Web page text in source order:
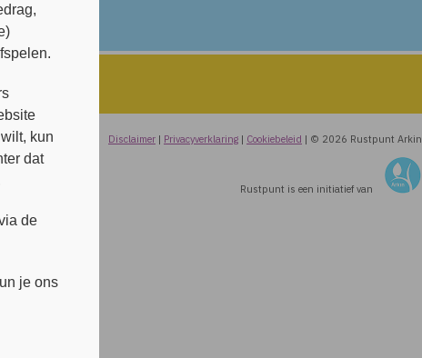
Disclaimer | Privacyverklaring | Cookiebeleid | © 2026 Rustpunt Arkin
Rustpunt is een initiatief van
kun
dat
de
je ons